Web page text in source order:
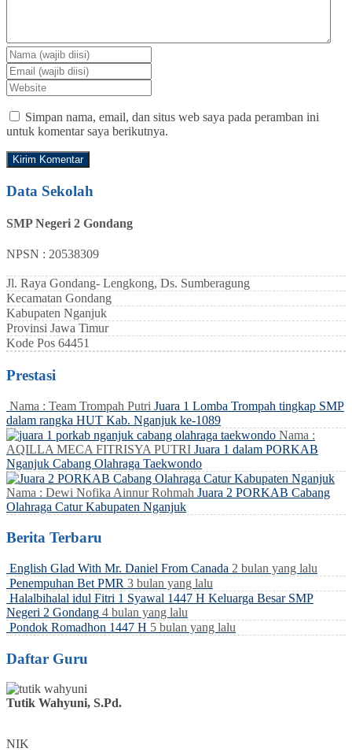
Simpan nama, email, dan situs web saya pada peramban ini
untuk komentar saya berikutnya.
Data Sekolah
SMP Negeri 2 Gondang
NPSN : 20538309
Jl. Raya Gondang- Lengkong, Ds. Sumberagung
Kecamatan Gondang
Kabupaten Nganjuk
Provinsi Jawa Timur
Kode Pos 64451
Prestasi
Nama : Team Trompah Putri Juara 1 Lomba Trompah tingkap SMP
dalam rangka HUT Kab. Nganjuk ke-1089
Nama :
AQILLA MECA FITRISYA PUTRI Juara 1 dalam PORKAB
Nganjuk Cabang Olahraga Taekwondo
Nama : Dewi Nofika Ainnur Rohmah Juara 2 PORKAB Cabang
Olahraga Catur Kabupaten Nganjuk
Berita Terbaru
English Glad With Mr. Daniel From Canada 2 bulan yang lalu
Penempuhan Bet PMR 3 bulan yang lalu
Halalbihalal idul Fitri 1 Syawal 1447 H Keluarga Besar SMP
Negeri 2 Gondang 4 bulan yang lalu
Pondok Romadhon 1447 H 5 bulan yang lalu
Daftar Guru
Tutik Wahyuni, S.Pd.
NIK